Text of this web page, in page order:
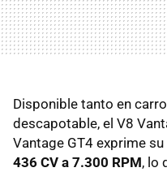
Disponible tanto en
descapotable, el V8
Vantage GT4 exprime
436 CV a 7.300 RPM, lo